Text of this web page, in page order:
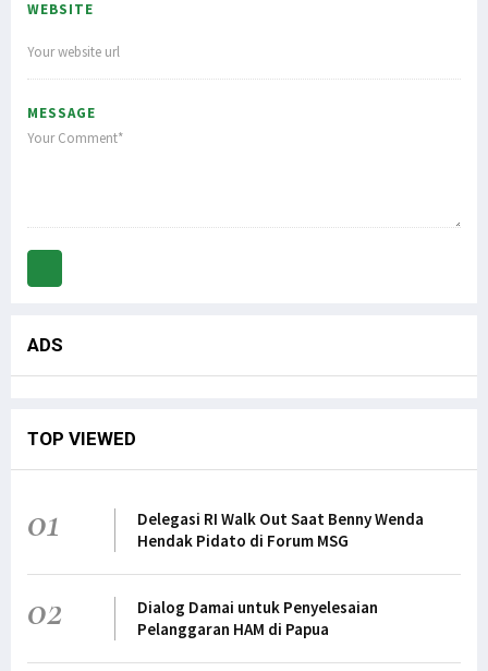
WEBSITE
MESSAGE
ADS
TOP VIEWED
01
Delegasi RI Walk Out Saat Benny Wenda
Hendak Pidato di Forum MSG
02
Dialog Damai untuk Penyelesaian
Pelanggaran HAM di Papua